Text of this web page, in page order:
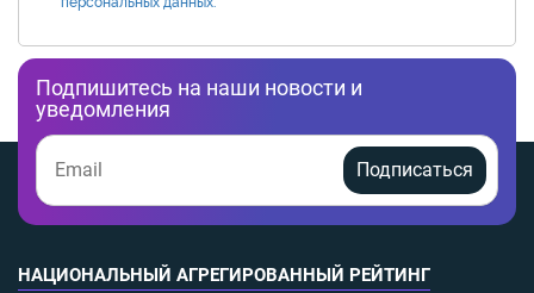
Подпишитесь на наши новости и
уведомления
Подписаться
НАЦИОНАЛЬНЫЙ АГРЕГИРОВАННЫЙ РЕЙТИНГ